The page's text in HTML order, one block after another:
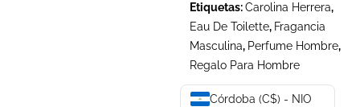
Etiquetas:Carolina Herrera,
Eau De Toilette, Fragancia
Masculina, Perfume Hombre,
Regalo Para Hombre
Córdoba (C$) - NIO